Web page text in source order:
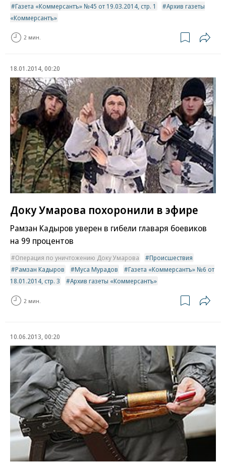
Газета «Коммерсантъ» №45 от 19.03.2014, стр. 1
Архив газеты
«Коммерсантъ»
2 мин.
18.01.2014, 00:20
Доку Умарова похоронили в эфире
Рамзан Кадыров уверен в гибели главаря боевиков
на 99 процентов
Операция по уничтожению Доку Умарова
Происшествия
Рамзан Кадыров
Муса Мурадов
Газета «Коммерсантъ» №6 от
18.01.2014, стр. 3
Архив газеты «Коммерсантъ»
2 мин.
10.06.2013, 00:20